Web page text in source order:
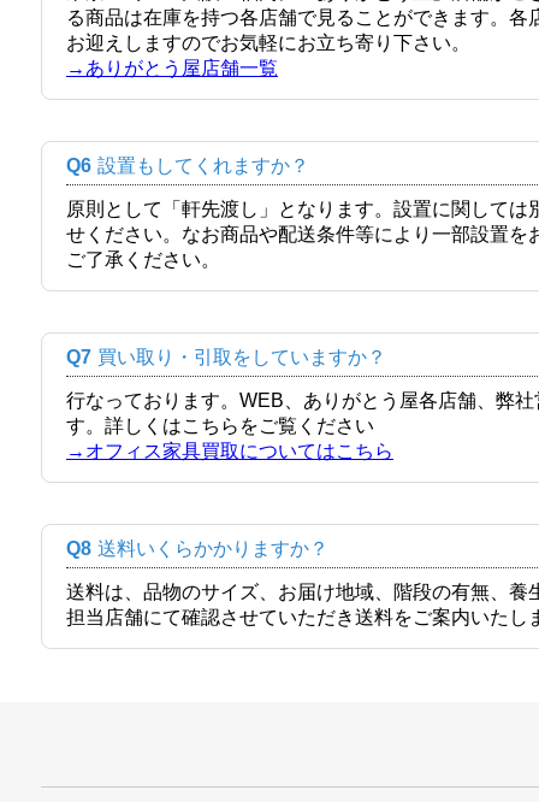
る商品は在庫を持つ各店舗で見ることができます。
お迎えしますのでお気軽にお立ち寄り下さい。
→ありがとう屋店舗一覧
Q6 設置もしてくれますか？
原則として「軒先渡し」となります。設置に関して
せください。なお商品や配送条件等により一部設置
ご了承ください。
Q7 買い取り・引取をしていますか？
行なっております。WEB、ありがとう屋各店舗、弊
す。詳しくはこちらをご覧ください
→オフィス家具買取についてはこちら
Q8 送料いくらかかりますか？
送料は、品物のサイズ、お届け地域、階段の有無、
担当店舗にて確認させていただき送料をご案内いたし